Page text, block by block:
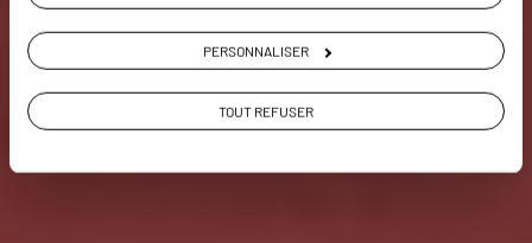
PERSONNALISER
TOUT REFUSER
VOIR LA GALERIE PHOTOS